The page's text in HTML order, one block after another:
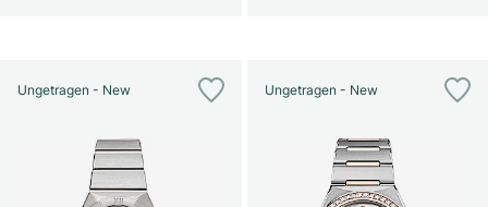
Ungetragen - New Ungetragen - New